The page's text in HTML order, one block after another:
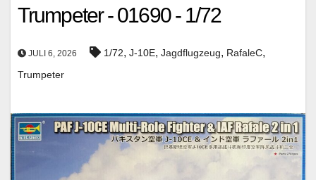
Trumpeter - 01690 - 1/72
JULI 6, 2026 1/72, J-10E, Jagdflugzeug, RafaleC,
Trumpeter